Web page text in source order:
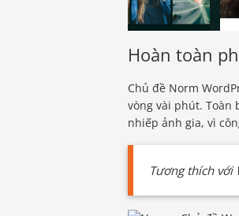
Hoàn toàn
Chủ đề Norm
vòng vài phút. Toàn
nhiếp ảnh gia, vì
Tương thích với